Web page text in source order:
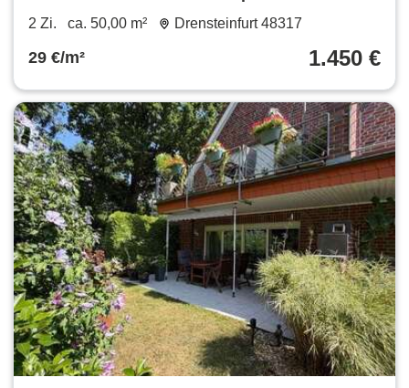
vermieten
2 Zi. ca. 50,00 m² Drensteinfurt 48317
29 €/m² 1.450 €